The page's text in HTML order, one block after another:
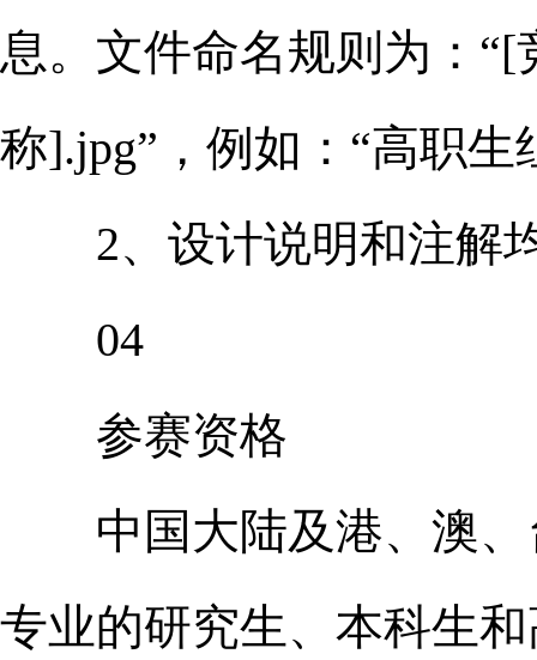
息。文件命名规则为：
称].jpg”，例如：“高职
2、设计说明和注解
04
参赛资格
中国大陆及港、澳、
专业的研究生、本科生